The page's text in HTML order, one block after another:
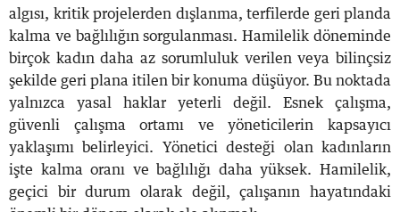
algısı, kritik projelerden dışlanma, terfilerde geri planda
kalma ve bağlılığın sorgulanması. Hamilelik döneminde
birçok kadın daha az sorumluluk verilen veya bilinçsiz
şekilde geri plana itilen bir konuma düşüyor. Bu noktada
yalnızca yasal haklar yeterli değil. Esnek çalışma,
güvenli çalışma ortamı ve yöneticilerin kapsayıcı
yaklaşımı belirleyici. Yönetici desteği olan kadınların
işte kalma oranı ve bağlılığı daha yüksek. Hamilelik,
geçici bir durum olarak değil, çalışanın hayatındaki